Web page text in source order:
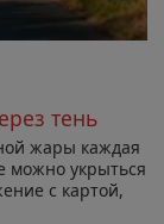
тень
жары каждая
можно укрыться
с картой,